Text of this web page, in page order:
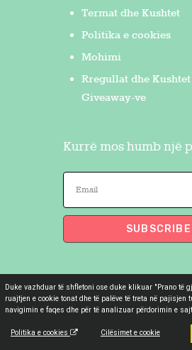
Termat dhe Kushtet
Politika e cookies
Mohimi
Rregullat dhe Kushtet
Giveaway-ve
Kurrë mos humb një
Flakron Saidi© 2026. All
Reserved.
Duke vazhduar të shfletoni ose duke klikuar "Prano të
ruajtjen e cookie tonat dhe të palëve të treta në pajisjen
navigimin e faqes dhe për të analizuar përdorimin e
Politika e cookies Cilësimet e cookie